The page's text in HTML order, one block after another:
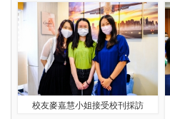
校友麥嘉慧小姐接受校刊採訪